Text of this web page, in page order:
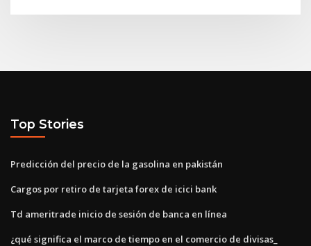
Top Stories
Predicción del precio de la gasolina en pakistán
Cargos por retiro de tarjeta forex de icici bank
Td ameritrade inicio de sesión de banca en línea
¿qué significa el marco de tiempo en el comercio de divisas_